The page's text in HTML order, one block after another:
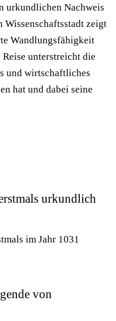
urkundlichen Nachweis
Wissenschaftsstadt zeigt
Wandlungsfähigkeit
unterstreicht die
und wirtschaftliches
hat und dabei seine
urkundlich
im Jahr 1031
von